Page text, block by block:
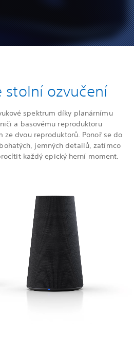
stolní ozvučení
spektrum díky planárnímu
a basovému reproduktoru
ze dvou reproduktorů. Ponoř se do
jemných detailů, zatímco
každý epický herní moment.